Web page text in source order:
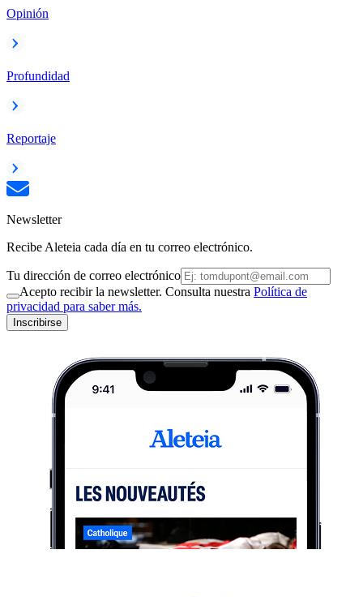
Opinión
Profundidad
Reportaje
Newsletter
Recibe Aleteia cada día en tu correo electrónico.
Tu dirección de correo electrónico
Acepto recibir la newsletter. Consulta nuestra Política de
privacidad para saber más.
Inscribirse